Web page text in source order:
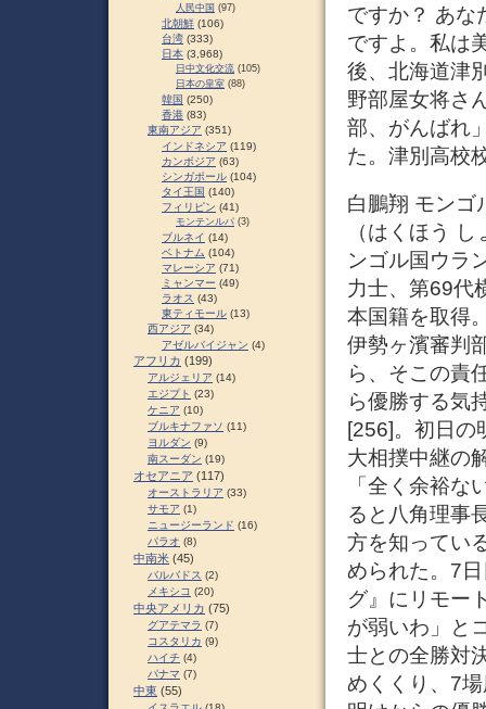
ですか？ あな
ですよ。私は
後、北海道津
野部屋女将さ
部、がんばれ
た。津別高校
白鵬翔 モンゴ
（はくほう
ンゴル国ウラ
力士、第69代
本国籍を取得
伊勢ヶ濱審判
ら、そこの責
ら優勝する気
[256]。初日の
大相撲中継の
「全く余裕
ると八角理事
方を知ってい
められた。7
グ』にリモー
が弱いわ」と
士との全勝対
めくくり、7
人民中国 (97)
北朝鮮 (106)
台湾 (333)
日本 (3,968)
日中文化交流 (105)
日本の皇室 (88)
韓国 (250)
香港 (83)
東南アジア (351)
インドネシア (119)
カンボジア (63)
シンガポール (104)
タイ王国 (140)
フィリピン (41)
モンテンルパ (3)
ブルネイ (14)
ベトナム (104)
マレーシア (71)
ミャンマー (49)
ラオス (43)
東ティモール (13)
西アジア (34)
アゼルバイジャン (4)
アフリカ (199)
アルジェリア (14)
エジプト (23)
ケニア (10)
ブルキナファソ (11)
ヨルダン (9)
南スーダン (19)
オセアニア (117)
オーストラリア (33)
サモア (1)
ニュージーランド (16)
パラオ (8)
中南米 (45)
バルバドス (2)
メキシコ (20)
中央アメリカ (75)
グアテマラ (7)
コスタリカ (9)
ハイチ (4)
パナマ (7)
中東 (55)